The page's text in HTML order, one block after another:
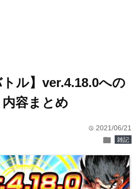
トル】ver.4.18.0への
容まとめ
time 2021/06/21
folder 雑記